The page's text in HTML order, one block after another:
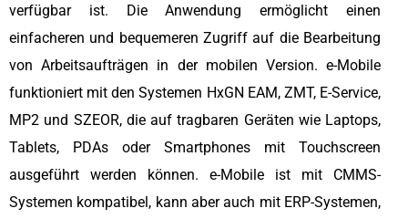
verfügbar ist. Die Anwendung ermöglicht einen
einfacheren und bequemeren Zugriff auf die Bearbeitung
von Arbeitsaufträgen in der mobilen Version. e-Mobile
funktioniert mit den Systemen HxGN EAM, ZMT, E-Service,
MP2 und SZEOR, die auf tragbaren Geräten wie Laptops,
Tablets, PDAs oder Smartphones mit Touchscreen
ausgeführt werden können. e-Mobile ist mit CMMS-
Systemen kompatibel, kann aber auch mit ERP-Systemen,